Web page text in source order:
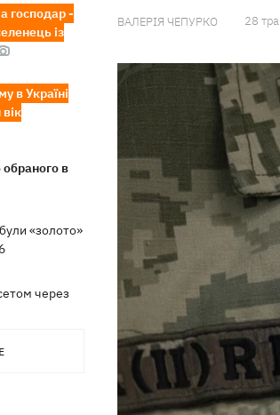
господар -
із
в Україні
в
«золото»
через
ВАЛЕРІЯ ЧЕПУРКО 28